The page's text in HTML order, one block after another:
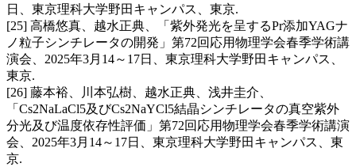
日、東京理科大学野田キャンパス、東京.
[25] 高橋悠真、越水正典、「紫外発光を呈するPr添加YAGナ
ノ粒子シンチレータの開発」第72回応用物理学会春季学術講
演会、2025年3月14～17日、東京理科大学野田キャンパス、
東京.
[26] 藤本裕、川本弘樹、越水正典、浅井圭介、
「Cs2NaLaCl5及びCs2NaYCl5結晶シンチレータの真空紫外
分光及び温度依存性評価」第72回応用物理学会春季学術講演
会、2025年3月14～17日、東京理科大学野田キャンパス、東
京.